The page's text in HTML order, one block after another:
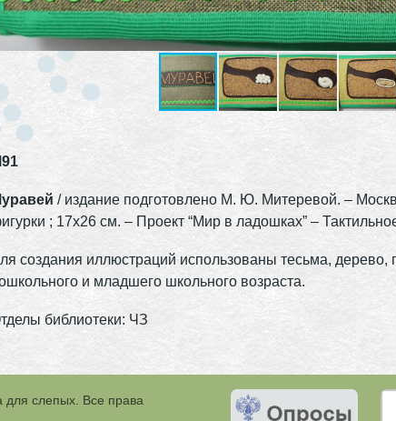
/ издание подготовлено М. Ю. Митеревой. –
; 17х26 см. – Проект “Мир в ладошках” –
создания иллюстраций использованы тесьма, дерево,
и младшего школьного возраста.
библиотеки: ЧЗ
для слепых. Все права